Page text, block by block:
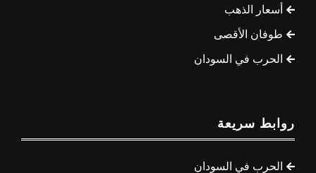
أسعار الذهب
طوفان الأقصى
الحرب في السودان
روابط سريعة
الحرب في السودان